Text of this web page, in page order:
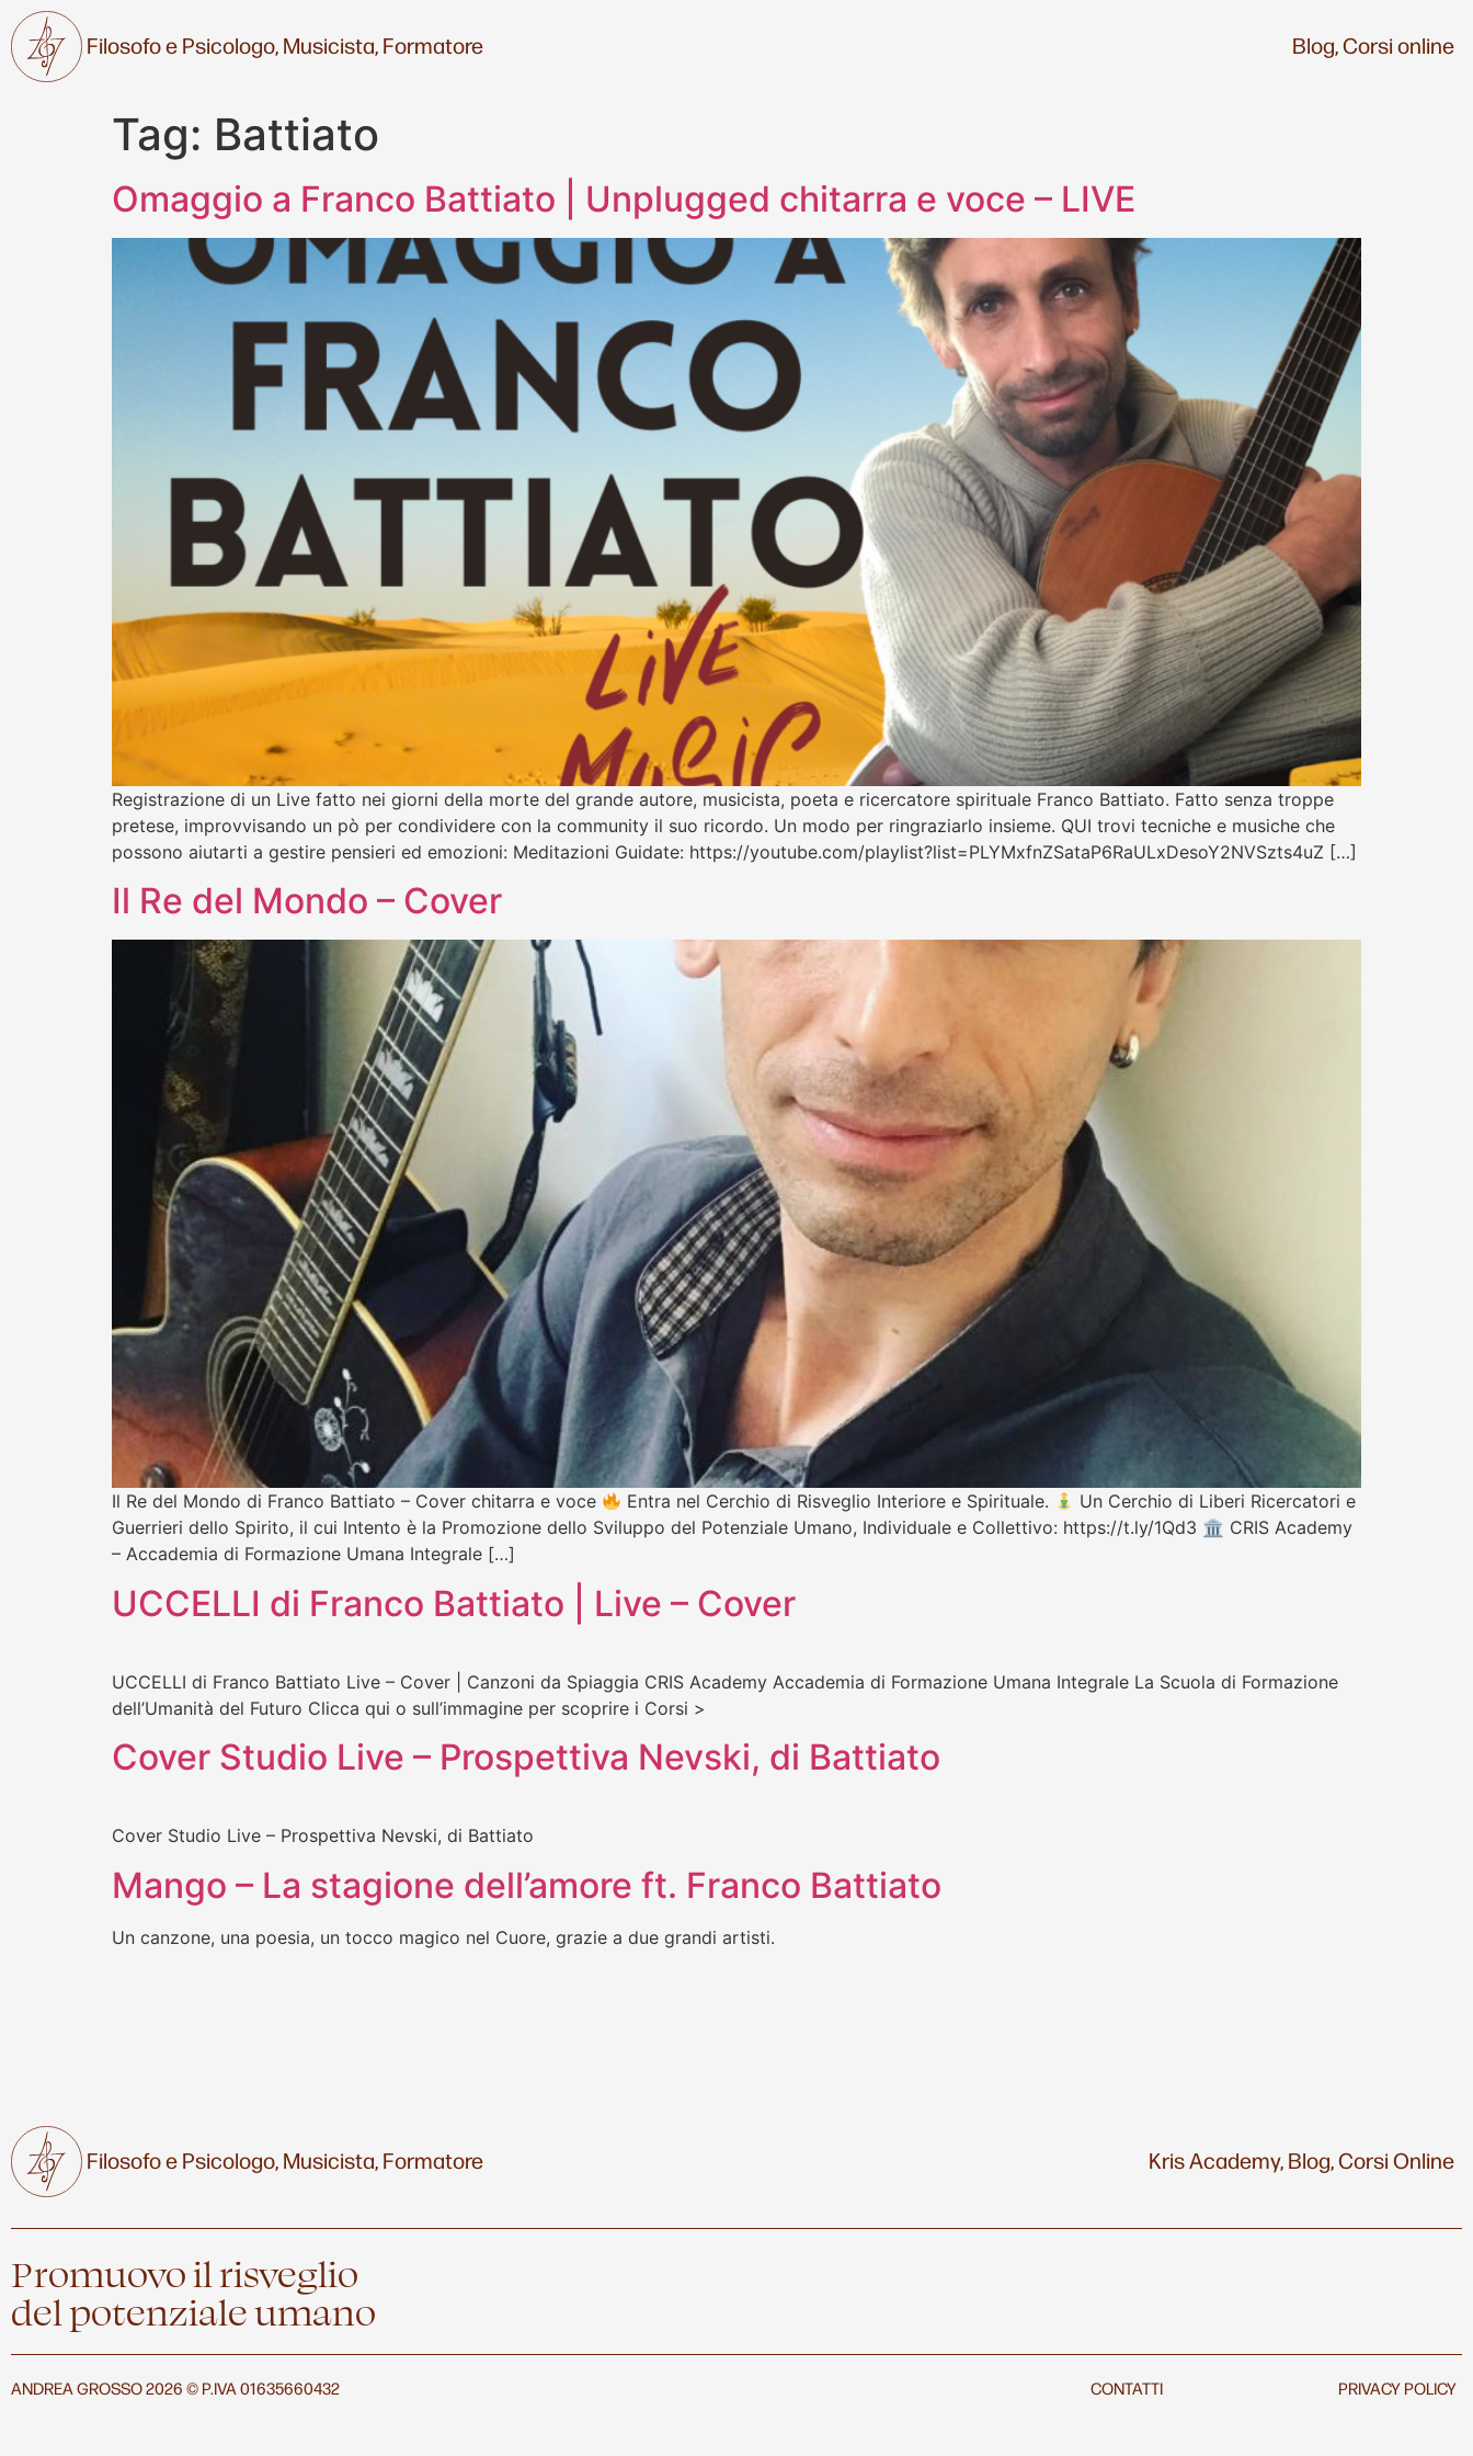
Filosofo e Psicologo,Musicista,Formatore Blog,Corsi online
Tag: Battiato
Omaggio a Franco Battiato | Unplugged chitarra e voce – LIVE
Registrazione di un Live fatto nei giorni della morte del grande autore, musicista, poeta e ricercatore spirituale Franco Battiato. Fatto senza troppe
pretese, improvvisando un pò per condividere con la community il suo ricordo. Un modo per ringraziarlo insieme. QUI trovi tecniche e musiche che
possono aiutarti a gestire pensieri ed emozioni: Meditazioni Guidate: https://youtube.com/playlist?list=PLYMxfnZSataP6RaULxDesoY2NVSzts4uZ […]
Il Re del Mondo – Cover
Il Re del Mondo di Franco Battiato – Cover chitarra e voce Entra nel Cerchio di Risveglio Interiore e Spirituale.
Un Cerchio di Liberi Ricercatori e
Guerrieri dello Spirito, il cui Intento è la Promozione dello Sviluppo del Potenziale Umano, Individuale e Collettivo: https://t.ly/1Qd3 🏛 CRIS Academy
– Accademia di Formazione Umana Integrale […]
UCCELLI di Franco Battiato | Live – Cover
UCCELLI di Franco Battiato Live – Cover | Canzoni da Spiaggia CRIS Academy Accademia di Formazione Umana Integrale La Scuola di Formazione
dell’Umanità del Futuro Clicca qui o sull’immagine per scoprire i Corsi >
Cover Studio Live – Prospettiva Nevski, di Battiato
Cover Studio Live – Prospettiva Nevski, di Battiato
Mango – La stagione dell’amore ft. Franco Battiato
Un canzone, una poesia, un tocco magico nel Cuore, grazie a due grandi artisti.
Filosofo e Psicologo,Musicista,Formatore Kris Academy,Blog,Corsi Online
Promuovo il risveglio
del potenziale umano
ANDREA GROSSO 2026 © P.IVA 01635660432 CONTATTI PRIVACY POLICY